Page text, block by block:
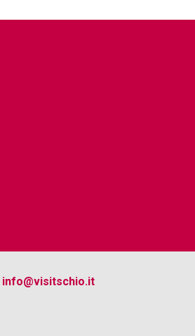
info@visitschio.it